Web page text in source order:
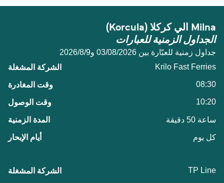
Milna الي كركلا (Korcula)
الجداول الزمنية للعبارات
جداول زمنية للعبّارة بين 03/08/2026 و9‏/8‏/2026
Krilo Fast Ferries
08:30
10:20
ساعة 50 دقيقة
كل يوم
TP Line